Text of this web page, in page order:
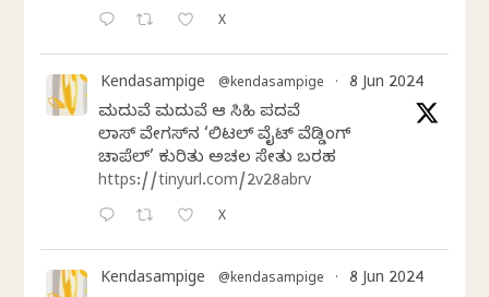
X
Kendasampige @kendasampige · 8 Jun 2024
ಮದುವೆ ಮದುವೆ ಆ ಸಿಹಿ ಪದವೆ
ಲಾಸ್‌ ವೇಗಸ್‌ನ ‘ಲಿಟಲ್ ವೈಟ್ ವೆಡ್ಡಿಂಗ್
ಚಾಪೆಲ್’ ಕುರಿತು ಅಚಲ ಸೇತು ಬರಹ
https://tinyurl.com/2v28abrv
X
Kendasampige @kendasampige · 8 Jun 2024